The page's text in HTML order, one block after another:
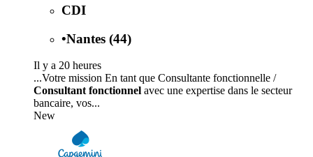
CDI
•Nantes (44)
Il y a 20 heures
...Votre mission En tant que Consultante fonctionnelle /
Consultant fonctionnel avec une expertise dans le secteur
bancaire, vos...
New